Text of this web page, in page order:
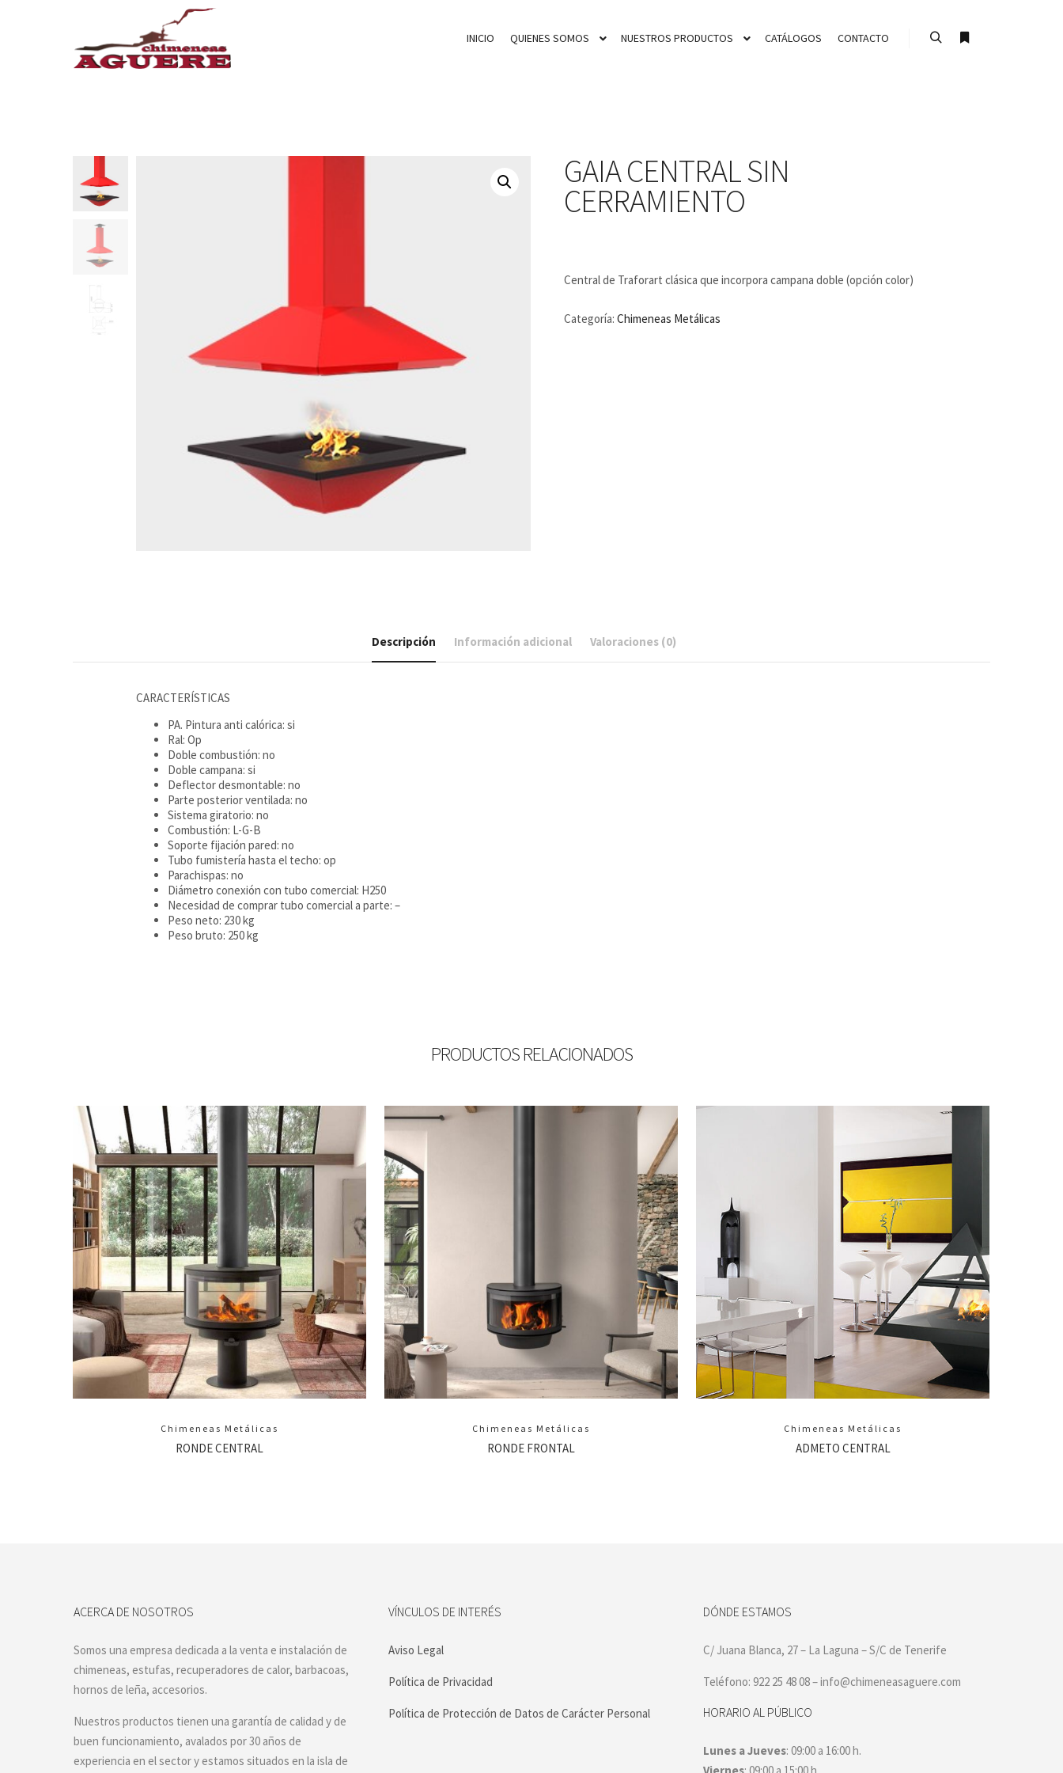
INICIO QUIENES SOMOS NUESTROS PRODUCTOS CATÁLOGOS CONTACTO
GAIA CENTRAL SIN
CERRAMIENTO
Central de Traforart clásica que incorpora campana doble (opción color)
Categoría:Chimeneas Metálicas
Descripción Información adicional Valoraciones (0)
CARACTERÍSTICAS
PA. Pintura anti calórica: si
Ral: Op
Doble combustión: no
Doble campana: si
Deflector desmontable: no
Parte posterior ventilada: no
Sistema giratorio: no
Combustión: L-G-B
Soporte fijación pared: no
Tubo fumistería hasta el techo: op
Parachispas: no
Diámetro conexión con tubo comercial: H250
Necesidad de comprar tubo comercial a parte: –
Peso neto: 230 kg
Peso bruto: 250 kg
PRODUCTOS RELACIONADOS
Chimeneas Metálicas
RONDE CENTRAL
Chimeneas Metálicas
RONDE FRONTAL
Chimeneas Metálicas
ADMETO CENTRAL
ACERCA DE NOSOTROS
Somos una empresa dedicada a la venta e instalación de
chimeneas, estufas, recuperadores de calor, barbacoas,
hornos de leña, accesorios.
Nuestros productos tienen una garantía de calidad y de
buen funcionamiento, avalados por 30 años de
experiencia en el sector y estamos situados en la isla de
VÍNCULOS DE INTERÉS
Aviso Legal
Política de Privacidad
Política de Protección de Datos de Carácter Personal
DÓNDE ESTAMOS
C/ Juana Blanca, 27 – La Laguna – S/C de Tenerife
Teléfono: 922 25 48 08 – info@chimeneasaguere.com
HORARIO AL PÚBLICO
Lunes a Jueves: 09:00 a 16:00 h.
Viernes: 09:00 a 15:00 h